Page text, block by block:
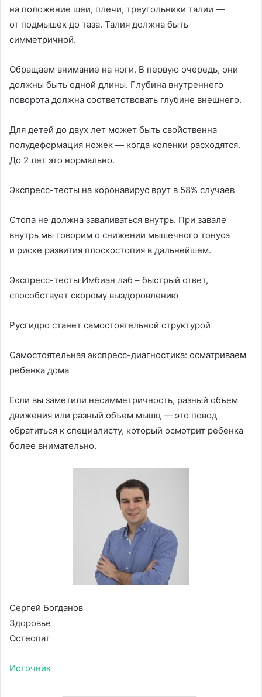
на положение шеи, плечи, треугольники талии —
от подмышек до таза. Талия должна быть
симметричной.
Обращаем внимание на ноги. В первую очередь, они
должны быть одной длины. Глубина внутреннего
поворота должна соответствовать глубине внешнего.
Для детей до двух лет может быть свойственна
полудеформация ножек — когда коленки расходятся.
До 2 лет это нормально.
Экспресс-тесты на коронавирус врут в 58% случаев
Стопа не должна заваливаться внутрь. При завале
внутрь мы говорим о снижении мышечного тонуса
и риске развития плоскостопия в дальнейшем.
Экспресс-тесты Имбиан лаб – быстрый ответ,
способствует скорому выздоровлению
Русгидро станет самостоятельной структурой
Самостоятельная экспресс-диагностика: осматриваем
ребенка дома
Если вы заметили несимметричность, разный объем
движения или разный объем мышц — это повод
обратиться к специалисту, который осмотрит ребенка
более внимательно.
Сергей Богданов
Здоровье
Остеопат
Источник